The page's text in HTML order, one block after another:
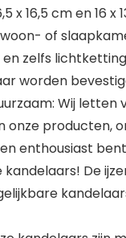
x 16,5 cm en 16 x
of
zelfs
worden
Wij letten
onze producten,
enthousiast
De